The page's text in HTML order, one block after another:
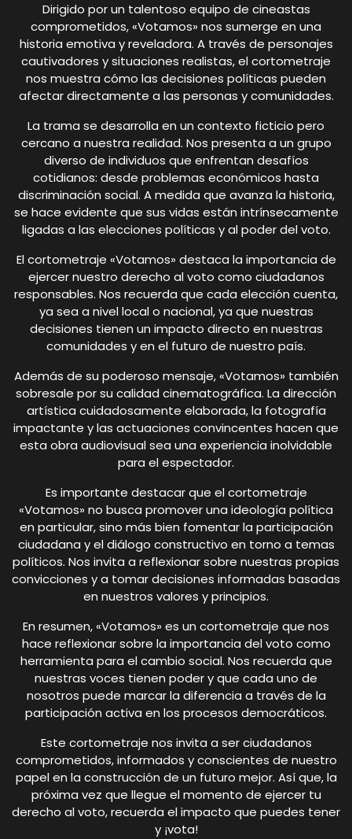
Dirigido por un talentoso equipo de cineastas
comprometidos, «Votamos» nos sumerge en una
historia emotiva y reveladora. A través de personajes
cautivadores y situaciones realistas, el cortometraje
nos muestra cómo las decisiones políticas pueden
afectar directamente a las personas y comunidades.
La trama se desarrolla en un contexto ficticio pero
cercano a nuestra realidad. Nos presenta a un grupo
diverso de individuos que enfrentan desafíos
cotidianos: desde problemas económicos hasta
discriminación social. A medida que avanza la historia,
se hace evidente que sus vidas están intrínsecamente
ligadas a las elecciones políticas y al poder del voto.
El cortometraje «Votamos» destaca la importancia de
ejercer nuestro derecho al voto como ciudadanos
responsables. Nos recuerda que cada elección cuenta,
ya sea a nivel local o nacional, ya que nuestras
decisiones tienen un impacto directo en nuestras
comunidades y en el futuro de nuestro país.
Además de su poderoso mensaje, «Votamos» también
sobresale por su calidad cinematográfica. La dirección
artística cuidadosamente elaborada, la fotografía
impactante y las actuaciones convincentes hacen que
esta obra audiovisual sea una experiencia inolvidable
para el espectador.
Es importante destacar que el cortometraje
«Votamos» no busca promover una ideología política
en particular, sino más bien fomentar la participación
ciudadana y el diálogo constructivo en torno a temas
políticos. Nos invita a reflexionar sobre nuestras propias
convicciones y a tomar decisiones informadas basadas
en nuestros valores y principios.
En resumen, «Votamos» es un cortometraje que nos
hace reflexionar sobre la importancia del voto como
herramienta para el cambio social. Nos recuerda que
nuestras voces tienen poder y que cada uno de
nosotros puede marcar la diferencia a través de la
participación activa en los procesos democráticos.
Este cortometraje nos invita a ser ciudadanos
comprometidos, informados y conscientes de nuestro
papel en la construcción de un futuro mejor. Así que, la
próxima vez que llegue el momento de ejercer tu
derecho al voto, recuerda el impacto que puedes tener
y ¡vota!